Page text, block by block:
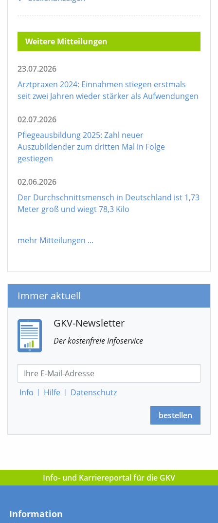
Weitere Mitteilungen
23.07.2026
Arztpraxen 2024: Einnahmen stiegen erstmals
seit zwei Jahren wieder stärker als Aufwendungen
02.07.2026
Pflegeausbildung 2025: Zahl neuer
Auszubildender zum dritten Mal in Folge
gestiegen
02.06.2026
Der Durchschnittsmensch in Deutschland ist 1,73
Meter groß und wiegt 78,3 Kilo
mehr Mitteilungen ...
Immer aktuell
GKV-Newsletter
Der kostenfreie Infoservice
Info | Hilfe | Datenschutz
bestellen
Info- und Karriereportal für die GKV
Information